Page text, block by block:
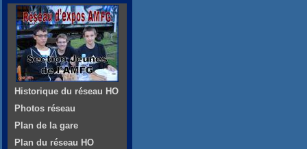
Historique du réseau HO
Photos réseau
Plan de la gare
Plan du réseau HO